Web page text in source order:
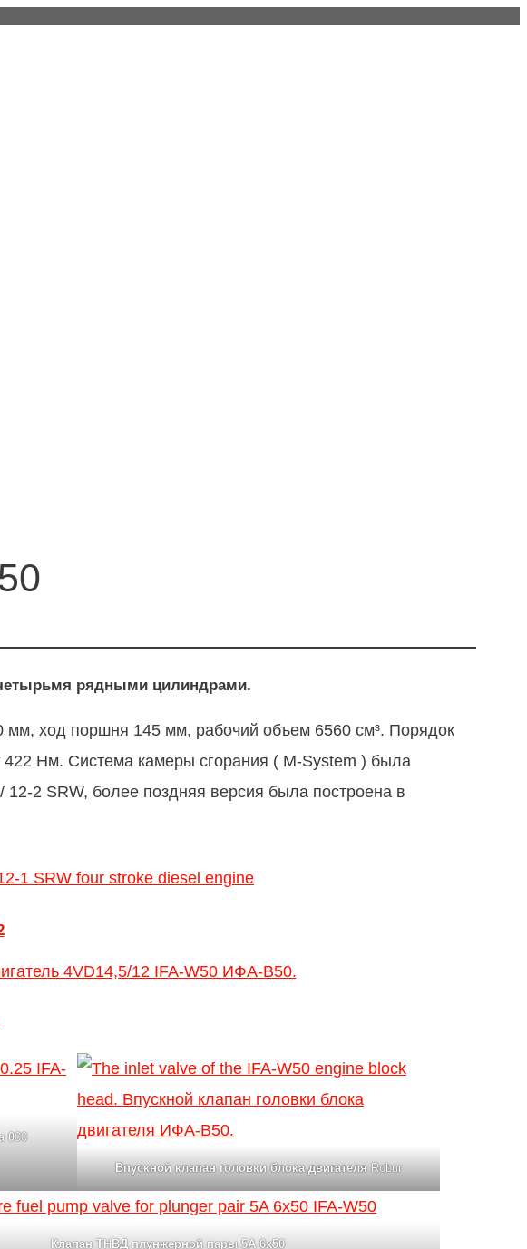
рядными цилиндрами.
мм, ход поршня 145 мм, рабочий объем 6560 см³. Порядок
422 Нм. Система камеры сгорания ( M-System ) была
2 SRW, более поздняя версия была построена в
000
Впускной клапан головки блока двигателя Robur
Клапан ТНВД плунжерной пары 5А 6х50